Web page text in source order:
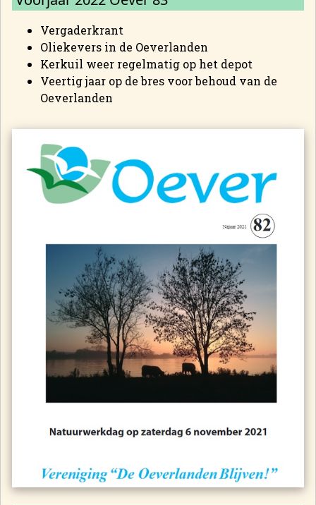
Vergaderkrant
Oliekevers in de Oeverlanden
Kerkuil weer regelmatig op het depot
Veertig jaar op de bres voor behoud van de
Oeverlanden